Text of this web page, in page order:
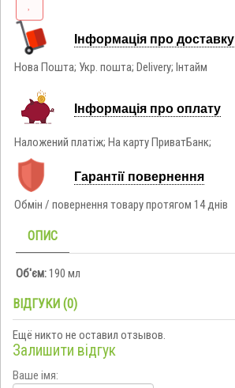
Інформація про доставку
Нова Пошта; Укр. пошта; Delivery; Інтайм
Інформація про оплату
Наложений платіж; На карту ПриватБанк;
Гарантії повернення
Обмін / повернення товару протягом 14 днів
ОПИС
Об'єм:190 мл
ВІДГУКИ (0)
Ещё никто не оставил отзывов.
Залишити відгук
Ваше імя: